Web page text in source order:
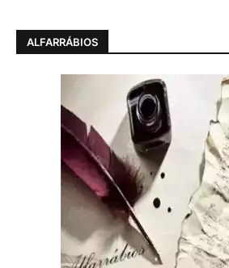
ALFARRÁBIOS